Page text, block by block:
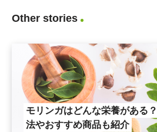
Other stories
モリンガはどんな栄養がある
法やおすすめ商品も紹介